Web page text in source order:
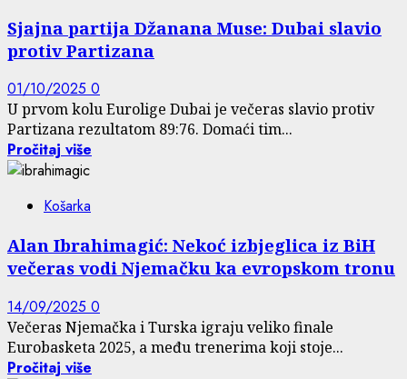
Sjajna partija Džanana Muse: Dubai slavio
protiv Partizana
01/10/2025 0
U prvom kolu Eurolige Dubai je večeras slavio protiv
Partizana rezultatom 89:76. Domaći tim...
Pročitaj više
Košarka
Alan Ibrahimagić: Nekoć izbjeglica iz BiH
večeras vodi Njemačku ka evropskom tronu
14/09/2025 0
Večeras Njemačka i Turska igraju veliko finale
Eurobasketa 2025, a među trenerima koji stoje...
Pročitaj više